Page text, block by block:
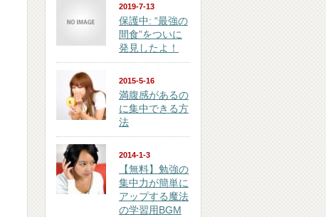
2019-7-13
保護中: “最強の
間食”をついに
発見したよ！
2015-5-16
満腹感があるの
に集中できる方
法
2014-1-3
【無料】勉強の
集中力が簡単に
アップする魔法
の学習用BGM